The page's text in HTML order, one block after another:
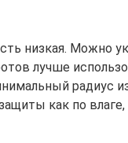
низкая. Можно
лучше
радиус
как по влаге,